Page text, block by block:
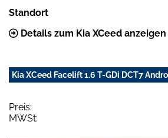
Standort
Details zum Kia XCeed anzeigen
Kia XCeed Facelift 1.6 T-GDi DCT7
Preis:
MWSt: